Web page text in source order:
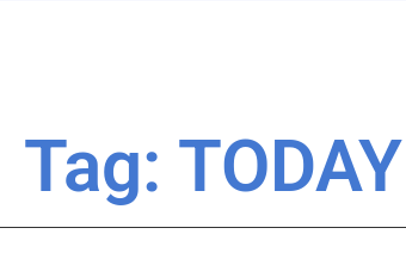
Tag: